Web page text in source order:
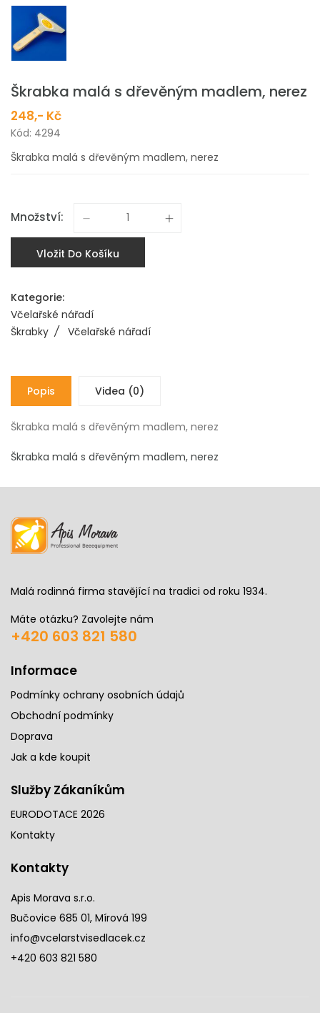
Škrabka malá s dřevěným madlem, nerez
248,- Kč
Kód: 4294
Škrabka malá s dřevěným madlem, nerez
Množství:
Vložit Do Košíku
Kategorie:
Včelařské nářadí
Škrabky / Včelařské nářadí
Popis Videa (0)
Škrabka malá s dřevěným madlem, nerez
Škrabka malá s dřevěným madlem, nerez
Malá rodinná firma stavějící na tradici od roku 1934.
Máte otázku? Zavolejte nám
+420 603 821 580
Informace
Podmínky ochrany osobních údajů
Obchodní podmínky
Doprava
Jak a kde koupit
Služby Zákaníkům
EURODOTACE 2026
Kontakty
Kontakty
Apis Morava s.r.o.
Bučovice 685 01, Mírová 199
info@vcelarstvisedlacek.cz
+420 603 821 580